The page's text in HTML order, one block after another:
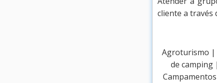
cliente a través
Agroturismo |
de camping